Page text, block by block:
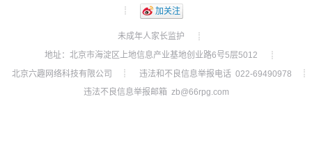
┊
加关注
未成年人家长监护
┊
地址：北京市海淀区上地信息产业基地创业路6号5层5012
┊
北京六趣网络科技有限公司
┊ 违法和不良信息举报电话 022-69490978
┊
违法不良信息举报邮箱 zb@66rpg.com